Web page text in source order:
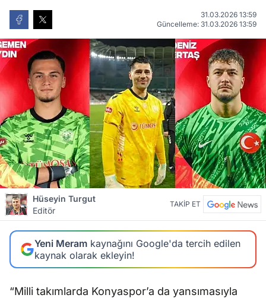
31.03.2026 13:59
Güncelleme: 31.03.2026 13:59
Hüseyin Turgut
Editör
TAKİP ET
Yeni Meram kaynağını Google'da tercih edilen
kaynak olarak ekleyin!
“Milli takımlarda Konyaspor’a da yansımasıyla